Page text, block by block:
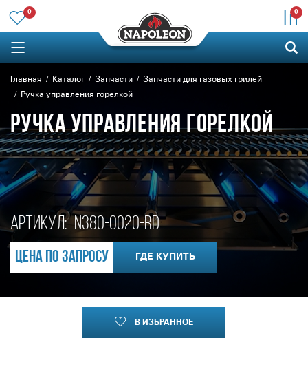
0 0
Главная Каталог Запчасти
Запчасти для газовых грилей
Ручка управления горелкой
РУЧКА УПРАВЛЕНИЯ ГОРЕЛКОЙ
Артикул: N380-0020-RD
Цена по запросу ГДЕ КУПИТЬ
В ИЗБРАННОЕ